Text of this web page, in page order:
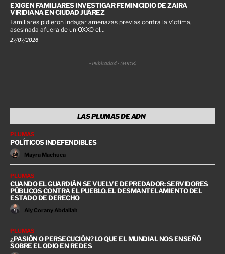
EXIGEN FAMILIARES INVESTIGAR FEMINICIDIO DE ZAIRA
VIRIDIANA EN CIUDAD JUÁREZ
Familiares pidieron indagar amenazas previas contra la víctima,
asesinada afuera de un OXXO el...
27/07/2026
- Publicidad - (MR1B)
LAS PLUMAS DE ADN
PLUMAS
POLÍTICOS INDEFENDIBLES
Mayra Machuca
PLUMAS
CUANDO EL GUARDIÁN SE VUELVE DEPREDADOR: SERVIDORES
PÚBLICOS CONTRA EL PUEBLO. EL DESMANTELAMIENTO DEL
ESTADO DE DERECHO
Aly Corany Abdallah
PLUMAS
¿PASIÓN O PERSECUCIÓN? LO QUE EL MUNDIAL NOS ENSEÑÓ
SOBRE EL ODIO EN REDES